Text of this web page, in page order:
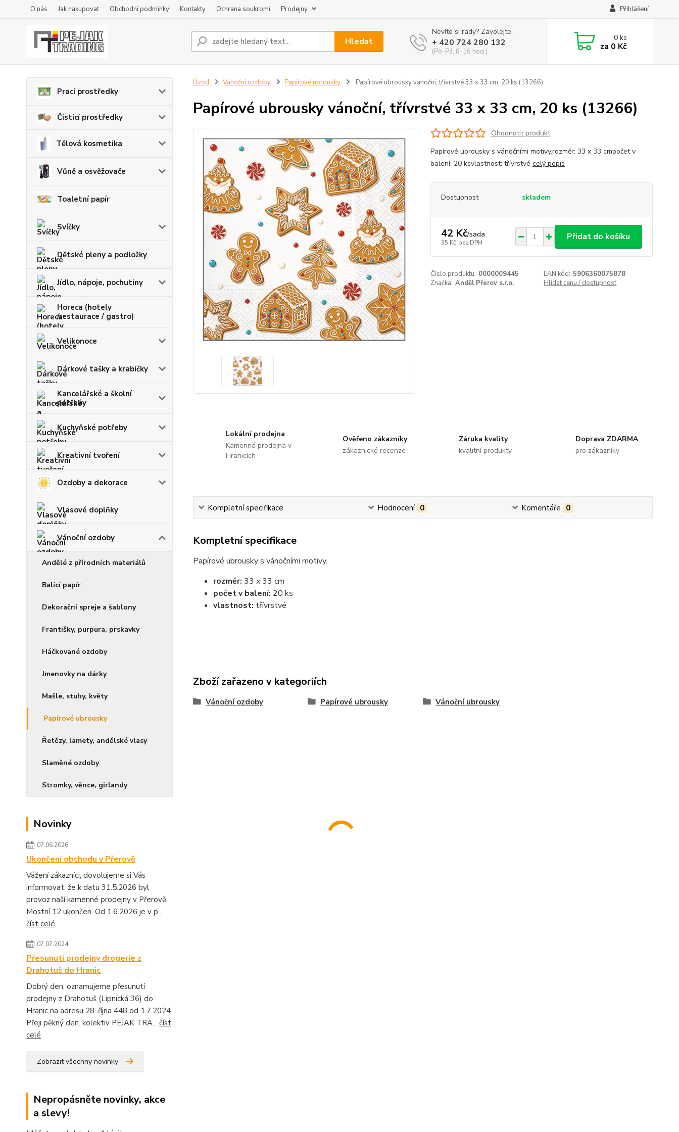
O nás Jak nakupovat Obchodní podmínky Kontakty Ochrana soukromí Prodejny Přihlášení
Hledat
Nevíte si rady? Zavolejte.
+ 420 724 280 132
(Po-Pá, 8-16 hod.)
0ks
za 0 Kč
Prací prostředky
Čisticí prostředky
Tělová kosmetika
Vůně a osvěžovače
Toaletní papír
Svíčky
Dětské pleny a podložky
Jídlo, nápoje, pochutiny
Horeca (hotely
/restaurace / gastro)
Velikonoce
Dárkové tašky a krabičky
Kancelářské a školní
potřeby
Kuchyňské potřeby
Kreativní tvoření
Ozdoby a dekorace
Vlasové doplňky
Vánoční ozdoby
Andělé z přírodních materiálů
Balící papír
Dekorační spreje a šablony
Františky, purpura, prskavky
Háčkované ozdoby
Jmenovky na dárky
Mašle, stuhy, květy
Papírové ubrousky
Řetězy, lamety, andělské vlasy
Slaměné ozdoby
Stromky, věnce, girlandy
Novinky
07.06.2026
Ukončení obchodu v Přerově
Vážení zákazníci, dovolujeme si Vás
informovat, že k datu 31.5.2026 byl
provoz naší kamenné prodejny v Přerově,
Mostní 12 ukončen. Od 1.6.2026 je v p...
číst celé
07.07.2024
Přesunutí prodejny drogerie z
Drahotuš do Hranic
Dobrý den, oznamujeme přesunutí
prodejny z Drahotuš (Lipnická 36) do
Hranic na adresu 28. října 448 od 1.7.2024.
Přeji pěkný den. kolektiv PEJAK TRA... číst
celé
Zobrazit všechny novinky
Nepropásněte novinky, akce
a slevy!
Úvod Vánoční ozdoby Papírové ubrousky Papírové ubrousky vánoční, třívrstvé 33 x 33 cm, 20 ks (13266)
Papírové ubrousky vánoční, třívrstvé 33 x 33 cm, 20 ks (13266)
Ohodnotit produkt
Papírové ubrousky s vánočními motivy.rozměr: 33 x 33 cmpočet v
balení: 20 ksvlastnost: třívrstvé celý popis
Dostupnost skladem
42 Kč/sada
35 Kč bez DPH
Přidat do košíku
Číslo produktu: 0000009445 EAN kód: 5906360075878
Značka: Anděl Přerov s.r.o. Hlídat cenu / dostupnost
Lokální prodejna
Kamenná prodejna v
Hranicích
Ověřeno zákazníky
zákaznické recenze
Záruka kvality
kvalitní produkty
Doprava ZDARMA
pro zákazníky
Kompletní specifikace Hodnocení 0 Komentáře 0
Kompletní specifikace
Papírové ubrousky s vánočními motivy.
rozměr: 33 x 33 cm
počet v balení: 20 ks
vlastnost: třívrstvé
Zboží zařazeno v kategoriích
Vánoční ozdoby Papírové ubrousky Vánoční ubrousky